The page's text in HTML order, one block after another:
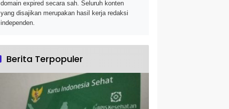
domain expired secara sah. Seluruh konten
yang disajikan merupakan hasil kerja redaksi
independen.
Berita Terpopuler